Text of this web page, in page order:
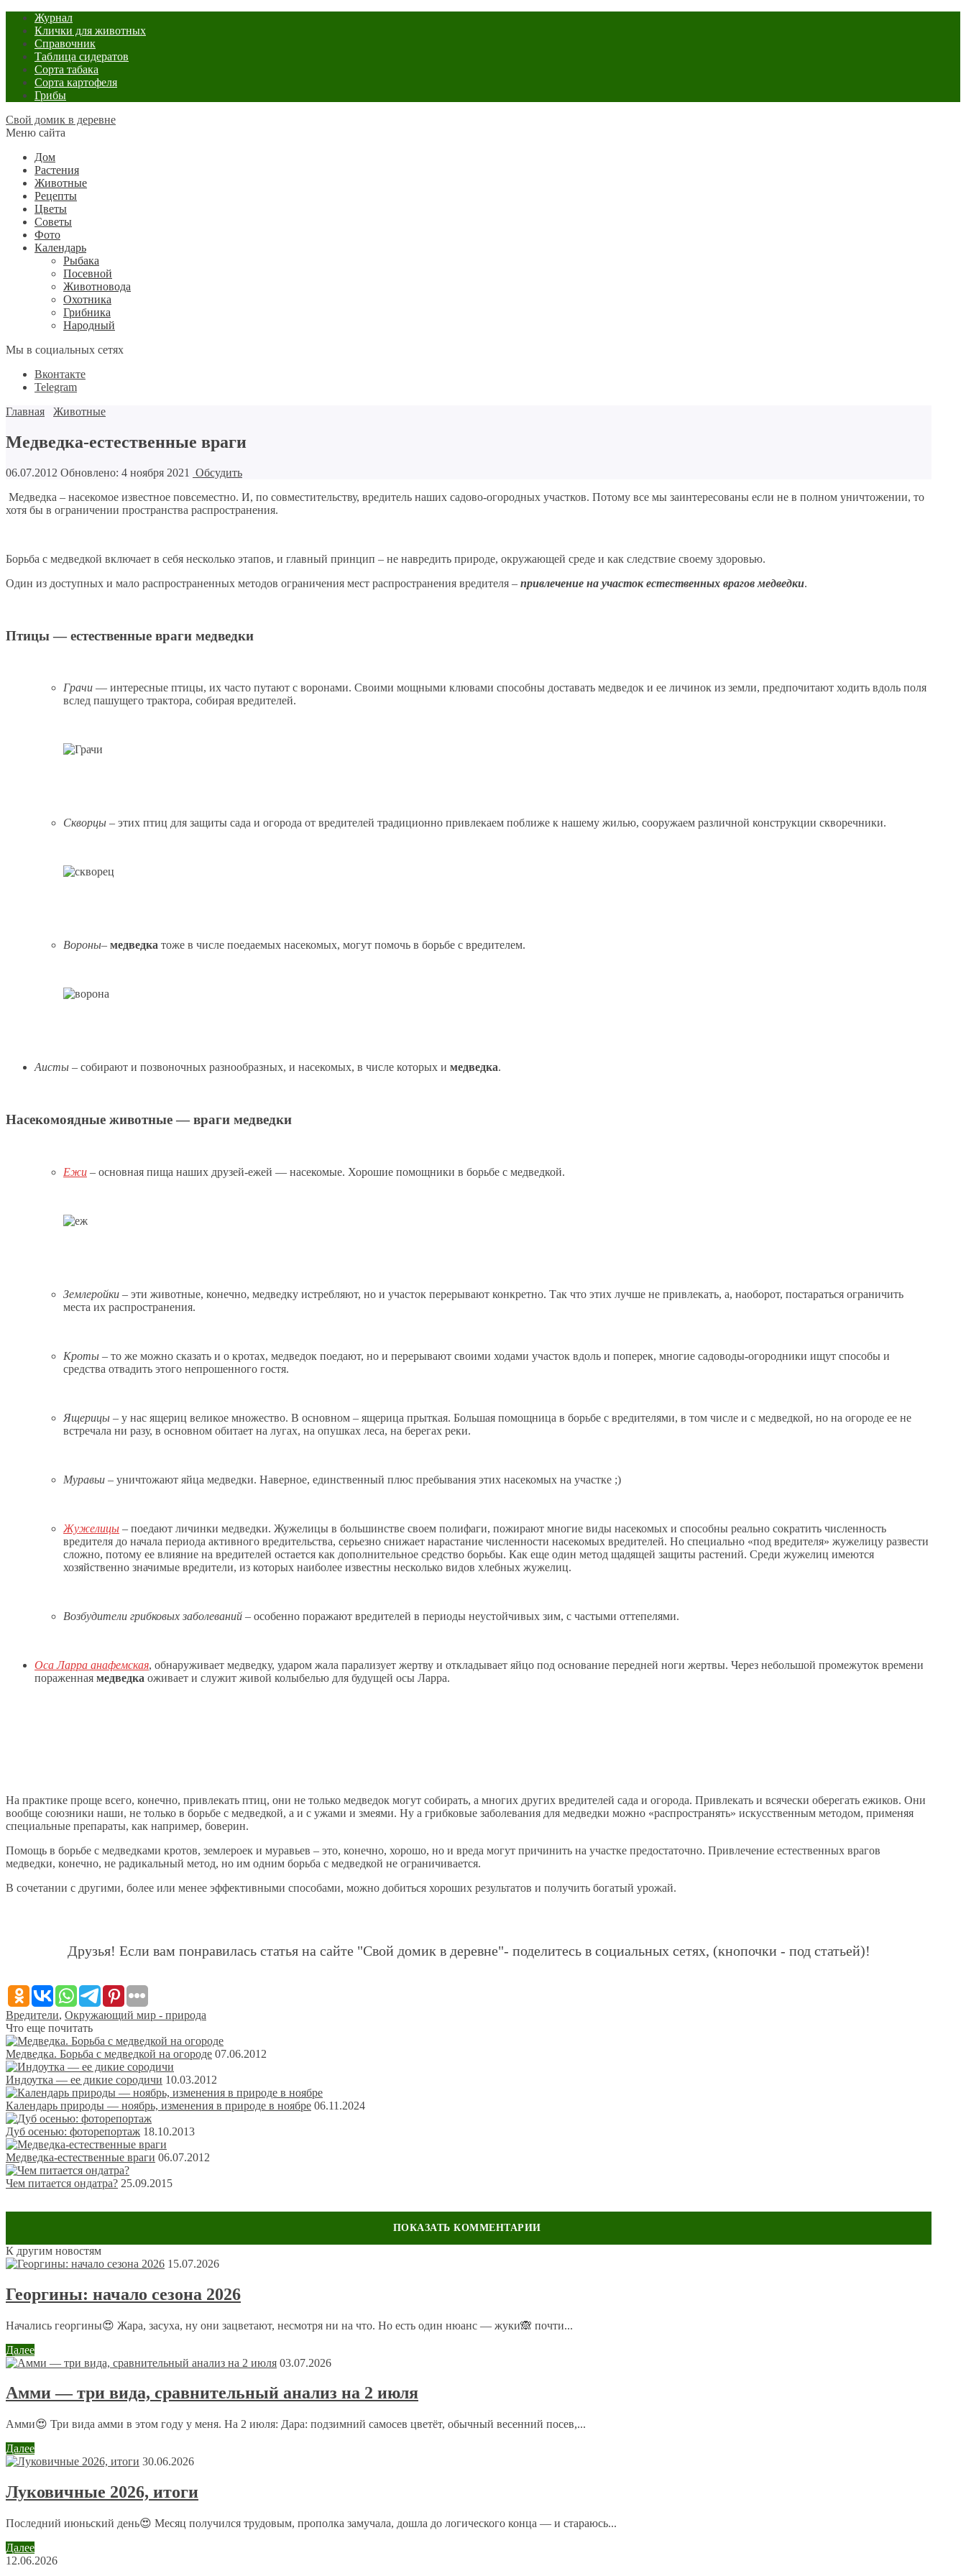
Журнал
Клички для животных
Справочник
Таблица сидератов
Сорта табака
Сорта картофеля
Грибы
Свой домик в деревне
Меню сайта
Дом
Растения
Животные
Рецепты
Цветы
Советы
Фото
Календарь
Рыбака
Посевной
Животновода
Охотника
Грибника
Народный
Мы в социальных сетях
Вконтакте
Telegram
Главная
Животные
Медведка-естественные враги
06.07.2012 Обновлено: 4 ноября 2021
Обсудить
Медведка – насекомое известное повсеместно. И, по совместительству, вредитель наших садово-огородных участков. Потому все мы заинтересованы если не в полном уничтожении, то
хотя бы в ограничении пространства распространения.
Борьба с медведкой включает в себя несколько этапов, и главный принцип – не навредить природе, окружающей среде и как следствие своему здоровью.
Один из доступных и мало распространенных методов ограничения мест распространения вредителя – привлечение на участок естественных врагов медведки.
Птицы — естественные враги медведки
Грачи — интересные птицы, их часто путают с воронами. Своими мощными клювами способны доставать медведок и ее личинок из земли, предпочитают ходить вдоль поля
вслед пашущего трактора, собирая вредителей.
Скворцы – этих птиц для защиты сада и огорода от вредителей традиционно привлекаем поближе к нашему жилью, сооружаем различной конструкции скворечники.
Вороны– медведка тоже в числе поедаемых насекомых, могут помочь в борьбе с вредителем.
Аисты – собирают и позвоночных разнообразных, и насекомых, в числе которых и медведка.
Насекомоядные животные — враги медведки
Ежи – основная пища наших друзей-ежей — насекомые. Хорошие помощники в борьбе с медведкой.
Землеройки – эти животные, конечно, медведку истребляют, но и участок перерывают конкретно. Так что этих лучше не привлекать, а, наоборот, постараться ограничить
места их распространения.
Кроты – то же можно сказать и о кротах, медведок поедают, но и перерывают своими ходами участок вдоль и поперек, многие садоводы-огородники ищут способы и
средства отвадить этого непрошенного гостя.
Ящерицы – у нас ящериц великое множество. В основном – ящерица прыткая. Большая помощница в борьбе с вредителями, в том числе и с медведкой, но на огороде ее не
встречала ни разу, в основном обитает на лугах, на опушках леса, на берегах реки.
Муравьи – уничтожают яйца медведки. Наверное, единственный плюс пребывания этих насекомых на участке ;)
Жужелицы – поедают личинки медведки. Жужелицы в большинстве своем полифаги, пожирают многие виды насекомых и способны реально сократить численность
вредителя до начала периода активного вредительства, серьезно снижает нарастание численности насекомых вредителей. Но специально «под вредителя» жужелицу развести
сложно, потому ее влияние на вредителей остается как дополнительное средство борьбы. Как еще один метод щадящей защиты растений. Среди жужелиц имеются
хозяйственно значимые вредители, из которых наиболее известны несколько видов хлебных жужелиц.
Возбудители грибковых заболеваний – особенно поражают вредителей в периоды неустойчивых зим, с частыми оттепелями.
Оса Ларра анафемская, обнаруживает медведку, ударом жала парализует жертву и откладывает яйцо под основание передней ноги жертвы. Через небольшой промежуток времени
пораженная медведка оживает и служит живой колыбелью для будущей осы Ларра.
На практике проще всего, конечно, привлекать птиц, они не только медведок могут собирать, а многих других вредителей сада и огорода. Привлекать и всячески оберегать ежиков. Они
вообще союзники наши, не только в борьбе с медведкой, а и с ужами и змеями. Ну а грибковые заболевания для медведки можно «распространять» искусственным методом, применяя
специальные препараты, как например, боверин.
Помощь в борьбе с медведками кротов, землероек и муравьев – это, конечно, хорошо, но и вреда могут причинить на участке предостаточно. Привлечение естественных врагов
медведки, конечно, не радикальный метод, но им одним борьба с медведкой не ограничивается.
В сочетании с другими, более или менее эффективными способами, можно добиться хороших результатов и получить богатый урожай.
Друзья! Если вам понравилась статья на сайте "Свой домик в деревне"- поделитесь в социальных сетях, (кнопочки - под статьей)!
Вредители, Окружающий мир - природа
Что еще почитать
Медведка. Борьба с медведкой на огороде 07.06.2012
Индоутка — ее дикие сородичи 10.03.2012
Календарь природы — ноябрь, изменения в природе в ноябре 06.11.2024
Дуб осенью: фоторепортаж 18.10.2013
Медведка-естественные враги 06.07.2012
Чем питается ондатра? 25.09.2015
Обсуждение: есть 1 комментарий
Аленка
6 июля 2012 в 19:12
А вот как эти птицы,и насекомоядные они не склюют урожай:)
Оставить комментарий
Ваш адрес email не будет опубликован. Обязательные поля помечены*
Комментарий*
Имя*
Email
К другим новостям
15.07.2026
Георгины: начало сезона 2026
Начались георгины😍 Жара, засуха, ну они зацветают, несмотря ни на что. Но есть один нюанс — жуки🙈 почти...
Далее
03.07.2026
Амми — три вида, сравнительный анализ на 2 июля
Амми😍 Три вида амми в этом году у меня. На 2 июля: Дара: подзимний самосев цветёт, обычный весенний посев,...
Далее
30.06.2026
Луковичные 2026, итоги
Последний июньский день😍 Месяц получился трудовым, прополка замучала, дошла до логического конца — и стараюсь...
Далее
12.06.2026